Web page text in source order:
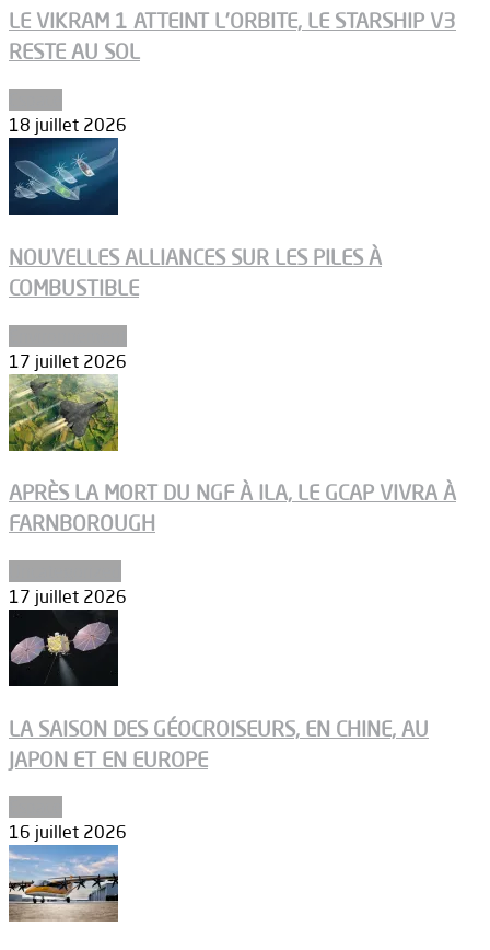
LE VIKRAM 1 ATTEINT L’ORBITE, LE STARSHIP V3
RESTE AU SOL
18 juillet 2026
NOUVELLES ALLIANCES SUR LES PILES À
COMBUSTIBLE
17 juillet 2026
APRÈS LA MORT DU NGF À ILA, LE GCAP VIVRA À
FARNBOROUGH
17 juillet 2026
LA SAISON DES GÉOCROISEURS, EN CHINE, AU
JAPON ET EN EUROPE
16 juillet 2026